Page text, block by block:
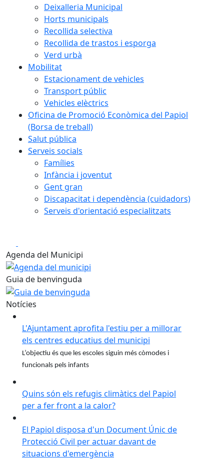
Deixalleria Municipal
Horts municipals
Recollida selectiva
Recollida de trastos i esporga
Verd urbà
Mobilitat
Estacionament de vehicles
Transport públic
Vehicles elèctrics
Oficina de Promoció Econòmica del Papiol
(Borsa de treball)
Salut pública
Serveis socials
Famílies
Infància i joventut
Gent gran
Discapacitat i dependència (cuidadors)
Serveis d'orientació especialitzats
Afectacions al servei de Rodalies:
talls a les línies R4 i R8 del 2 al 9
RENFE habilitarà un servei de bus
amb parades a totes les estacions
del recorregut de la R4 afectades,
com la del Papiol, cada 30 minuts
Agenda del Municipi
Guia de benvinguda
Notícies
L'Ajuntament aprofita l'estiu per a millorar
els centres educatius del municipi
L’objectiu és que les escoles siguin més còmodes i
funcionals pels infants
Quins són els refugis climàtics del Papiol
per a fer front a la calor?
El Papiol disposa d'un Document Únic de
Protecció Civil per actuar davant de
situacions d'emergència